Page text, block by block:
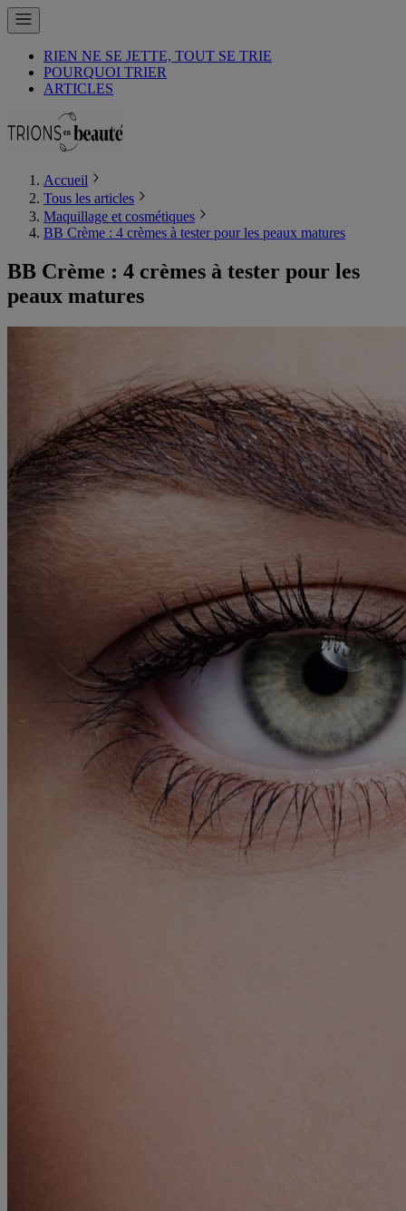
RIEN NE SE JETTE, TOUT SE TRIE
POURQUOI TRIER
ARTICLES
Accueil
Tous les articles
Maquillage et cosmétiques
BB Crème : 4 crèmes à tester pour les peaux matures
BB Crème : 4 crèmes à tester pour les
peaux matures